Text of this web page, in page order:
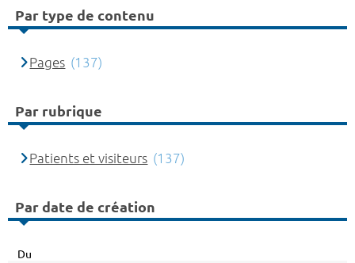
Par type de contenu
Pages (137)
Par rubrique
Patients et visiteurs (137)
Par date de création
Du